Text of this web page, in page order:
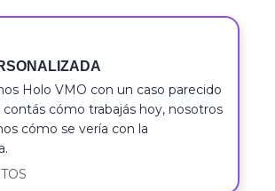
Holo VMO con un caso parecido
contás cómo trabajás hoy, nosotros
cómo se vería con la